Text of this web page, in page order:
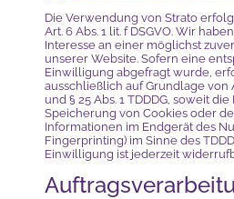
Die Verwendung von Strato
Art. 6 Abs. 1 lit. f DSGVO. Wir
Interesse an einer möglichst
unserer Website. Sofern eine
Einwilligung abgefragt wurde,
ausschließlich auf Grundlage von
und § 25 Abs. 1 TDDDG, soweit
Speicherung von Cookies oder
Informationen im Endgerät des
Fingerprinting) im Sinne des
Einwilligung ist jederzeit